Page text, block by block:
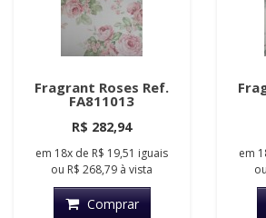
Fragrant Roses Ref.
FA811013
R$ 282,94
em 18x de R$ 19,51 iguais
ou R$ 268,79 à vista
Comprar
em
ou